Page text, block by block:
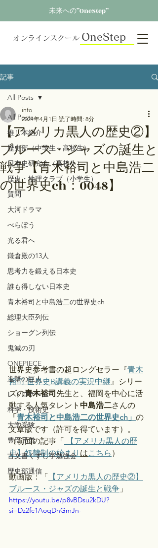
未来への”OneStep”
オンラインスクール OneStep
記事
All Posts
推し本紹介
歴史部（中学生～高校生）
日本史研究会（高校生）
歴史・地理クラブ（小学生）
質問
大河ドラマ
べらぼう
光る君へ
鎌倉殿の13人
思考力を鍛える日本史
誰も得しない日本史
青木裕司と中島浩二の世界史ch
総理大臣列伝
ショーグン列伝
鬼滅の刃
ONEPIECE
進撃の巨人
レトロゲーム
科学・技術史
大学受験
豊臣兄弟
古文書くずし字勉強会
歴史部通信
All Posts
【アメリカ黒人の歴史②】
ブルース・ジャズの誕生と
戦争【青木裕司と中島浩二
の世界史ch：0048】
info
2024年4月1日 読了時間: 8分
世界史参考書の超ロングセラー『青木
裕司 世界史B講義の実況中継』シリー
ズの青木裕司 先生と、福岡を中心に活
動する人気タレント 中島浩二さんの
「青木裕司と中島浩二の世界史ch」 の
文章版です（許可を得ています）。
（前回の記事「
【アメリカ黒人の歴
史】奴隷制の始まり はこちら ）
動画版：「 【アメリカ黒人の歴史②】
ブルース・ジャズの誕生と戦争 」
https://youtu.be/p8vBDsu2kDU?
si=Dz2fc1AoqDnGmJn-